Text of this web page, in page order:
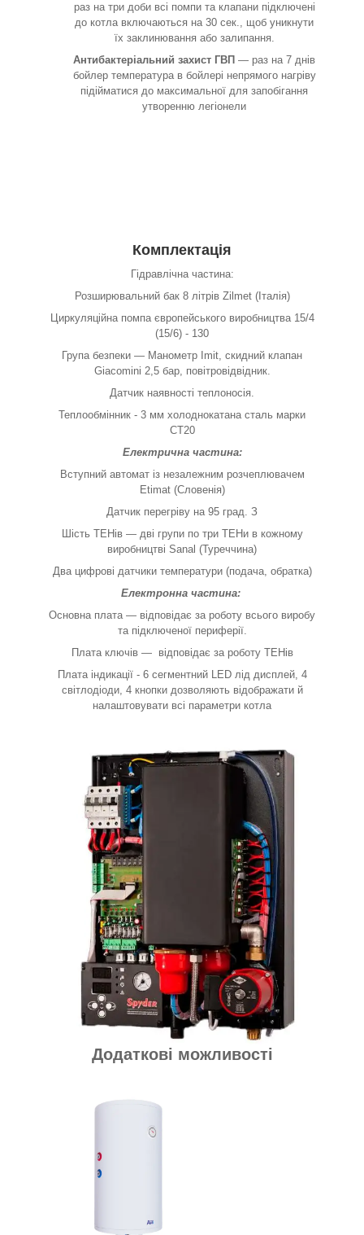
раз на три доби всі помпи та клапани підключені
до котла включаються на 30 сек., щоб уникнути
їх заклинювання або залипання.
Антибактеріальний захист ГВП — раз на 7 днів
бойлер температура в бойлері непрямого нагріву
підійматися до максимальної для запобігання
утворенню легіонели
Комплектація
Гідравлічна частина:
Розширювальний бак 8 літрів Zilmet (Італія)
Циркуляційна помпа європейського виробництва 15/4
(15/6) - 130
Група безпеки — Манометр Imit, скидний клапан
Giacomini 2,5 бар, повітровідвідник.
Датчик наявності теплоносія.
Теплообмінник - 3 мм холоднокатана сталь марки
СТ20
Електрична частина:
Вступний автомат із незалежним розчеплювачем
Etimat (Словенія)
Датчик перегріву на 95 град. З
Шість ТЕНів — дві групи по три ТЕНи в кожному
виробництві Sanal (Туреччина)
Два цифрові датчики температури (подача, обратка)
Електронна частина:
Основна плата — відповідає за роботу всього виробу
та підключеної периферії.
Плата ключів — відповідає за роботу ТЕНів
Плата індикації - 6 сегментний LED лід дисплей, 4
світлодіоди, 4 кнопки дозволяють відображати й
налаштовувати всі параметри котла
Додаткові можливості